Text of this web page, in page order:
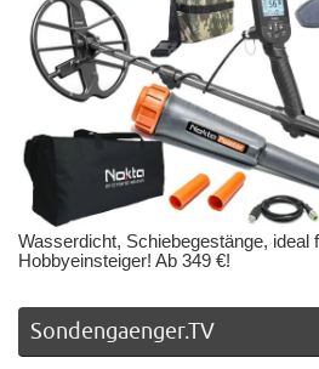
Wasserdicht, Schiebegestänge, ideal
Hobbyeinsteiger! Ab 349 €!
Sondengaenger.TV